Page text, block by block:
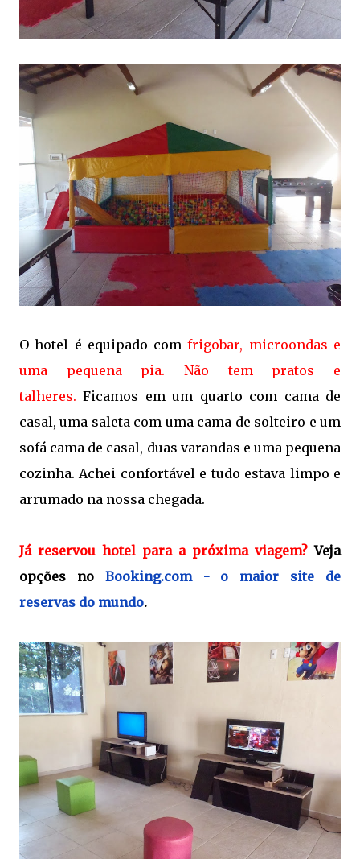
O hotel é equipado comfrigobar, microondas e
uma pequena pia. Não tem pratos e
talheres.Ficamos em um quarto com cama de
casal, uma saleta com uma cama de solteiro e um
sofá cama de casal, duas varandas e uma pequena
cozinha. Achei confortável e tudo estava limpo e
arrumado na nossa chegada.
Já reservou hotel para a próxima viagem?Veja
opções no Booking.com - o maior site de
reservas do mundo.